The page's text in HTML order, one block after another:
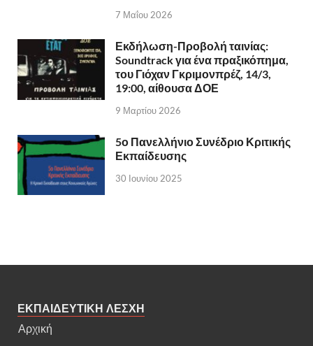
7 Μαΐου 2026
Εκδήλωση-Προβολή ταινίας:
Soundtrack για ένα πραξικόπημα,
του Γιόχαν Γκριμονπρέζ, 14/3,
19:00, αίθουσα ΔΟΕ
9 Μαρτίου 2026
5ο Πανελλήνιο Συνέδριο Κριτικής
Εκπαίδευσης
30 Ιουνίου 2025
ΕΚΠΑΙΔΕΥΤΙΚΗ ΛΕΣΧΗ
Αρχική